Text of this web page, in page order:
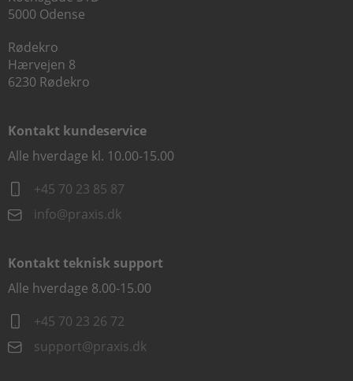
5000 Odense
Rødekro
Hærvejen 8
6230 Rødekro
Kontakt kundeservice
Alle hverdage kl. 10.00-15.00
+45 70 23 85 87
info@praxis.dk
Kontakt teknisk support
Alle hverdage 8.00-15.00
+45 70 23 26 72
support@praxis.dk